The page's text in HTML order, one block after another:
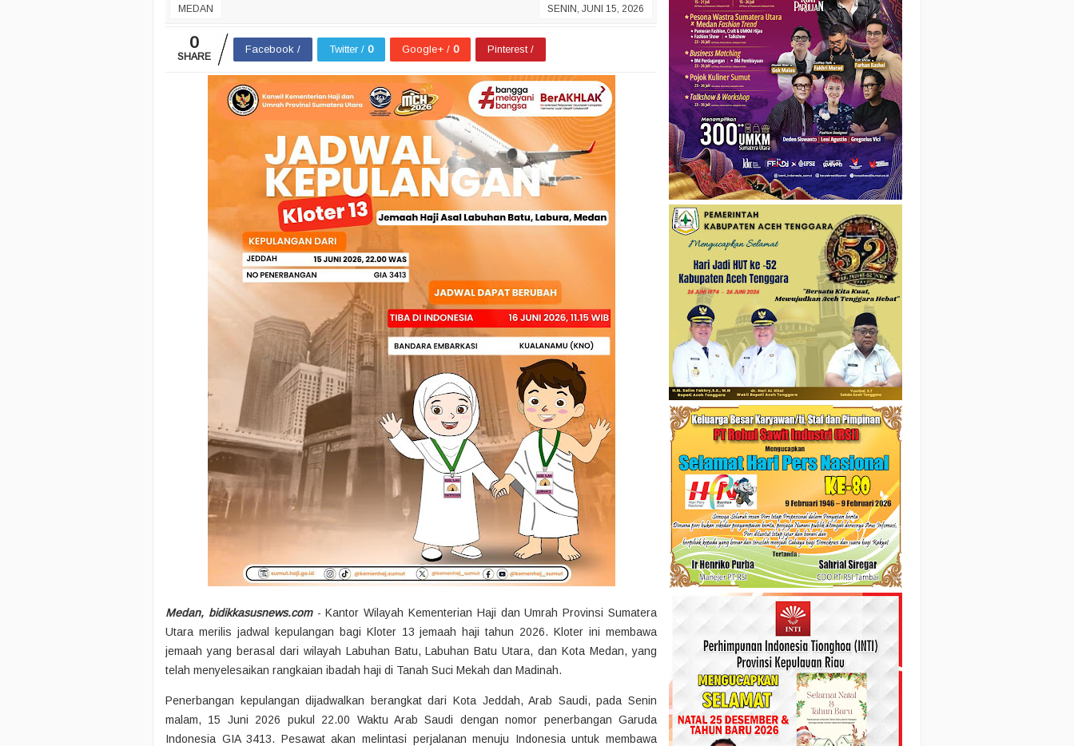
MEDAN SENIN, JUNI 15, 2026
0
SHARE
Facebook / Twitter / 0 Google+ / 0 Pinterest /
Medan, bidikkasusnews.com- Kantor Wilayah Kementerian Haji dan Umrah Provinsi Sumatera
Utara merilis jadwal kepulangan bagi Kloter 13 jemaah haji tahun 2026. Kloter ini membawa
jemaah yang berasal dari wilayah Labuhan Batu, Labuhan Batu Utara, dan Kota Medan, yang
telah menyelesaikan rangkaian ibadah haji di Tanah Suci Mekah dan Madinah.
Penerbangan kepulangan dijadwalkan berangkat dari Kota Jeddah, Arab Saudi, pada Senin
malam, 15 Juni 2026 pukul 22.00 Waktu Arab Saudi dengan nomor penerbangan Garuda
Indonesia GIA 3413. Pesawat akan melintasi perjalanan menuju Indonesia untuk membawa